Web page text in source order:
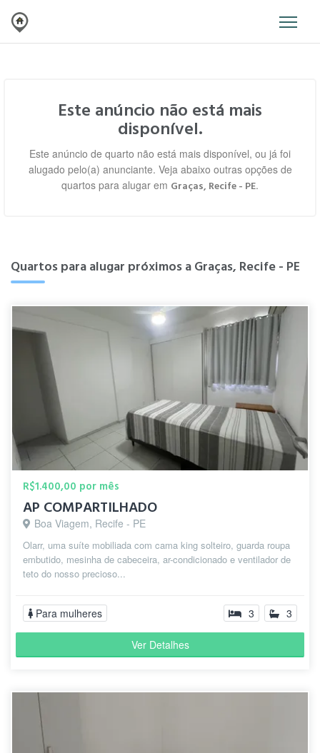
Este anúncio não está mais
disponível.
Este anúncio de quarto não está mais disponível, ou já foi
alugado pelo(a) anunciante. Veja abaixo outras opções de
quartos para alugar em Graças, Recife - PE.
Quartos para alugar próximos a Graças, Recife - PE
R$1.400,00 por mês
AP COMPARTILHADO
Boa Viagem, Recife - PE
Olarr, uma suíte mobiliada com cama king solteiro, guarda roupa
embutido, mesinha de cabeceira, ar-condicionado e ventilador de
teto do nosso precioso...
Para mulheres 3 3
Ver Detalhes